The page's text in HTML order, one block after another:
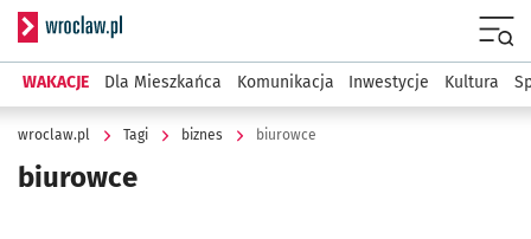
Serwis informacyjny wroclaw.pl
WAKACJE Dla Mieszkańca Komunikacja Inwestycje Kultura
wroclaw.pl Tagi biznes biurowce
biurowce